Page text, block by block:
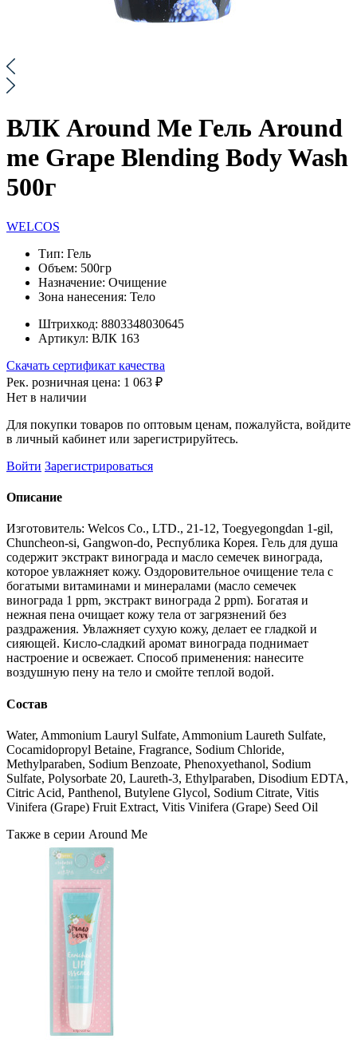
ВЛК Around Me Гель Around
me Grape Blending Body Wash
500г
WELCOS
Тип: Гель
Объем: 500гр
Назначение: Очищение
Зона нанесения: Тело
Штрихкод: 8803348030645
Артикул: ВЛК 163
Скачать сертификат качества
Рек. розничная цена: 1 063 ₽
Нет в наличии
Для покупки товаров по оптовым ценам, пожалуйста, войдите
в личный кабинет или зарегистрируйтесь.
Войти Зарегистрироваться
Описание
Изготовитель: Welcos Co., LTD., 21-12, Toegyegongdan 1-gil,
Chuncheon-si, Gangwon-do, Республика Корея. Гель для душа
содержит экстракт винограда и масло семечек винограда,
которое увлажняет кожу. Оздоровительное очищение тела с
богатыми витаминами и минералами (масло семечек
винограда 1 ppm, экстракт винограда 2 ppm). Богатая и
нежная пена очищает кожу тела от загрязнений без
раздражения. Увлажняет сухую кожу, делает ее гладкой и
сияющей. Кисло-сладкий аромат винограда поднимает
настроение и освежает. Способ применения: нанесите
воздушную пену на тело и смойте теплой водой.
Состав
Water, Ammonium Lauryl Sulfate, Ammonium Laureth Sulfate,
Cocamidopropyl Betaine, Fragrance, Sodium Chloride,
Methylparaben, Sodium Benzoate, Phenoxyethanol, Sodium
Sulfate, Polysorbate 20, Laureth-3, Ethylparaben, Disodium EDTA,
Citric Acid, Panthenol, Butylene Glycol, Sodium Citrate, Vitis
Vinifera (Grape) Fruit Extract, Vitis Vinifera (Grape) Seed Oil
Также в серии Around Me